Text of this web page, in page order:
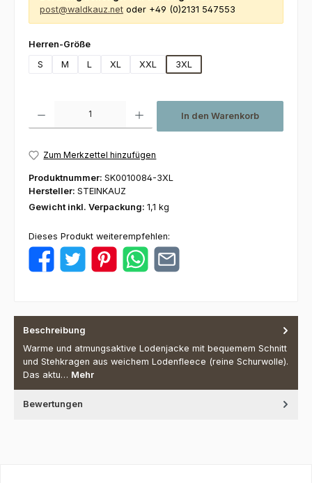
post@waldkauz.net oder +49 (0)2131 547553
Herren-Größeauswählen
S
M L XL XXL 3XL
In den Warenkorb
Zum Merkzettel hinzufügen
Produktnummer: SK0010084-3XL
Hersteller: STEINKAUZ
Gewicht inkl. Verpackung: 1,1 kg
Dieses Produkt weiterempfehlen:
Beschreibung
Warme und atmungsaktive Lodenjacke mit bequemem Schnitt
und Stehkragen aus weichem Lodenfleece (reine Schurwolle).
Das aktu… Mehr
Bewertungen